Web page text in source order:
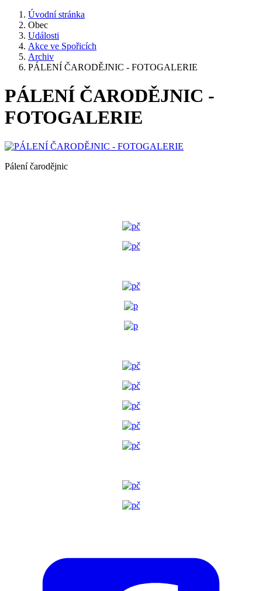
Úvodní stránka
Obec
Události
Akce ve Spořicích
Archiv
PÁLENÍ ČARODĚJNIC - FOTOGALERIE
PÁLENÍ ČARODĚJNIC -
FOTOGALERIE
Pálení čarodějnic